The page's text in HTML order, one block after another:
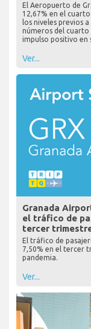
El Aeropuerto de
12,67% en el
los niveles previos
números del
impulso positivo en
Ver...
Granada
el tráfico de
tercer
El tráfico de
7,50% en el tercer
pandemia.
Ver...